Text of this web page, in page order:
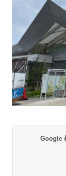
Google